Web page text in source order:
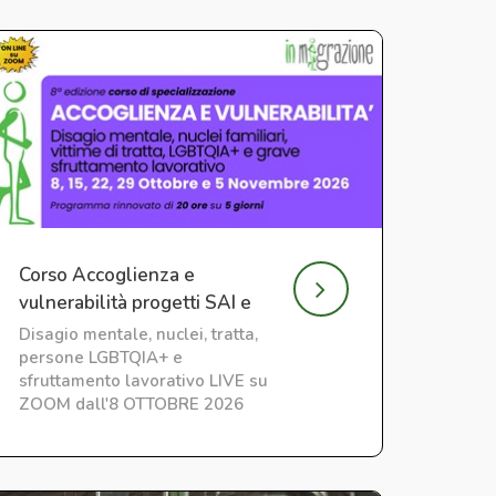
Corso Accoglienza e
vulnerabilità progetti SAI e
CAS
Disagio mentale, nuclei, tratta,
persone LGBTQIA+ e
sfruttamento lavorativo LIVE su
ZOOM dall'8 OTTOBRE 2026